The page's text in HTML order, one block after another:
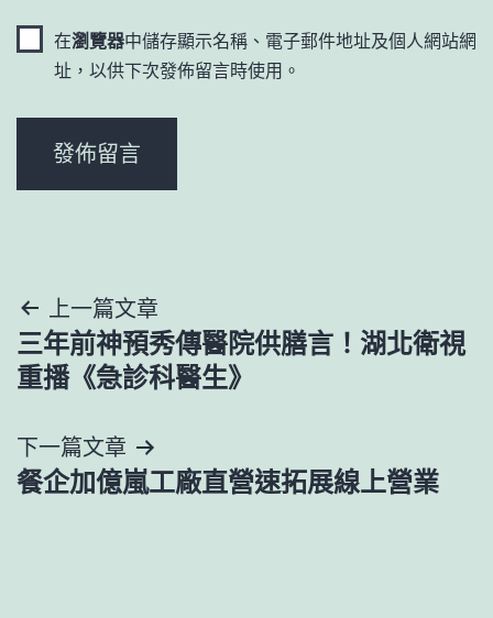
在瀏覽器中儲存顯示名稱、電子郵件地址及個人網站網
址，以供下次發佈留言時使用。
文
章
覽
上一篇文章
三年前神預秀傳醫院供膳言！湖北衛視
重播《急診科醫生》
下一篇文章
餐企加億嵐工廠直營速拓展線上營業